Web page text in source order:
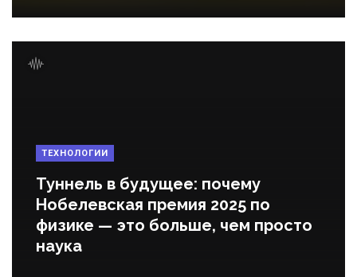
ТЕХНОЛОГИИ
Туннель в будущее: почему
Нобелевская премия 2025 по
физике — это больше, чем просто
наука